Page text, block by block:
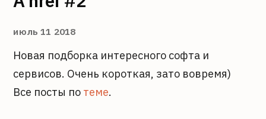
июль 11 2018
Новая подборка интересного софта и
сервисов. Очень короткая, зато вовремя)
Все посты по теме.